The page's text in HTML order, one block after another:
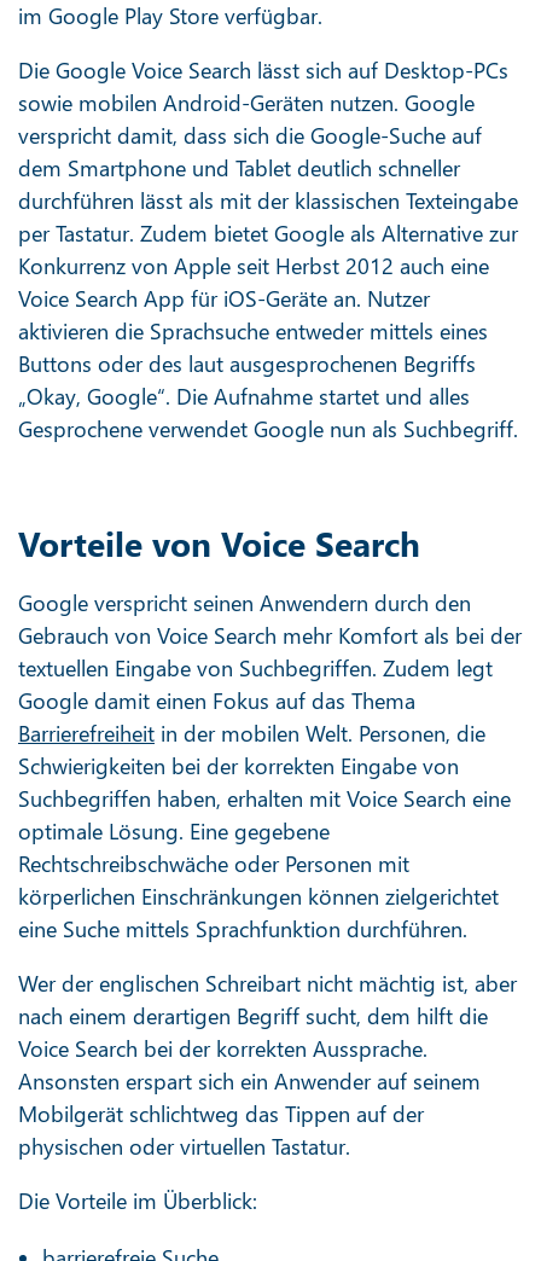
im Google Play Store verfügbar.
Die Google Voice Search lässt sich auf Desktop-PCs
sowie mobilen Android-Geräten nutzen. Google
verspricht damit, dass sich die Google-Suche auf
dem Smartphone und Tablet deutlich schneller
durchführen lässt als mit der klassischen Texteingabe
per Tastatur. Zudem bietet Google als Alternative zur
Konkurrenz von Apple seit Herbst 2012 auch eine
Voice Search App für iOS-Geräte an. Nutzer
aktivieren die Sprachsuche entweder mittels eines
Buttons oder des laut ausgesprochenen Begriffs
„Okay, Google“. Die Aufnahme startet und alles
Gesprochene verwendet Google nun als Suchbegriff.
Vorteile von Voice Search
Google verspricht seinen Anwendern durch den
Gebrauch von Voice Search mehr Komfort als bei der
textuellen Eingabe von Suchbegriffen. Zudem legt
Google damit einen Fokus auf das Thema
Barrierefreiheit in der mobilen Welt. Personen, die
Schwierigkeiten bei der korrekten Eingabe von
Suchbegriffen haben, erhalten mit Voice Search eine
optimale Lösung. Eine gegebene
Rechtschreibschwäche oder Personen mit
körperlichen Einschränkungen können zielgerichtet
eine Suche mittels Sprachfunktion durchführen.
Wer der englischen Schreibart nicht mächtig ist, aber
nach einem derartigen Begriff sucht, dem hilft die
Voice Search bei der korrekten Aussprache.
Ansonsten erspart sich ein Anwender auf seinem
Mobilgerät schlichtweg das Tippen auf der
physischen oder virtuellen Tastatur.
Die Vorteile im Überblick: